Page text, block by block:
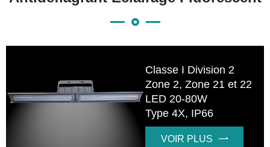
Classe I Division 2
Zone 2, Zone 21 et 22
LED 20-80W
Type 4X, IP66
VOIR PLUS 